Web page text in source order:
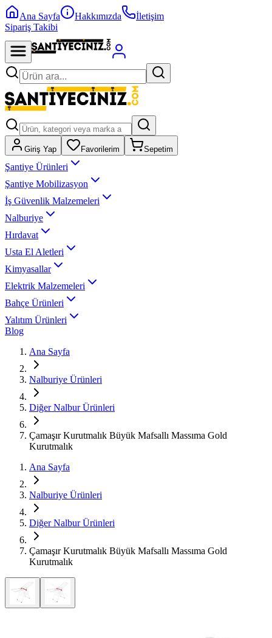
Ana Sayfa Hakkımızda
İletişim
Sipariş Takibi
Giriş Yap Favorilerim Sepetim
Şantiye Ürünleri
Şantiye Mobilizasyon
İş Güvenlik Malzemeleri
Nalburiye
Hırdavat
Usta El Aletleri
Kimyasallar
Elektrik Malzemeleri
Bahçe Ürünleri
Yalıtım Ürünleri
Blog
Ana Sayfa
Nalburiye Ürünleri
Diğer Nalbur Ürünleri
Çamaşır Kurutmalık Büyük Mafsallı Massıma Gold
Kurutmalık
Ana Sayfa
Nalburiye Ürünleri
Diğer Nalbur Ürünleri
Çamaşır Kurutmalık Büyük Mafsallı Massıma Gold
Kurutmalık